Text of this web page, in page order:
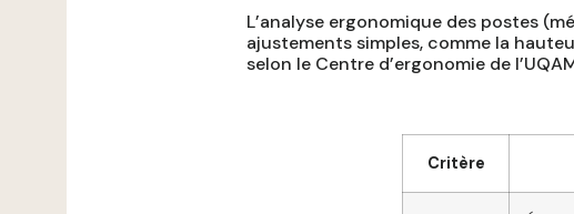
L’analyse ergonomique des postes
ajustements simples, comme la
selon le Centre d’ergonomie de
Critère